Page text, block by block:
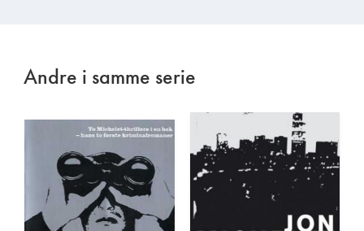
Andre i samme serie